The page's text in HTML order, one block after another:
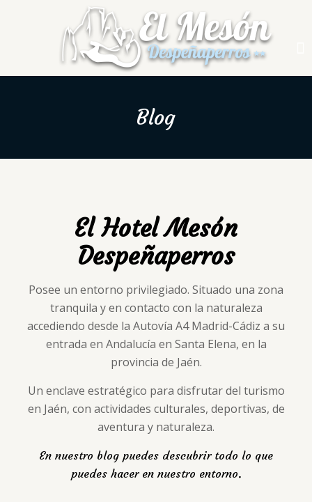
Blog
El Hotel Mesón
Despeñaperros
Posee un entorno privilegiado. Situado una zona
tranquila y en contacto con la naturaleza
accediendo desde la Autovía A4 Madrid-Cádiz a su
entrada en Andalucía en Santa Elena, en la
provincia de Jaén.
Un enclave estratégico para disfrutar del turismo
en Jaén, con actividades culturales, deportivas, de
aventura y naturaleza.
En nuestro blog puedes descubrir todo lo que
puedes hacer en nuestro entorno.